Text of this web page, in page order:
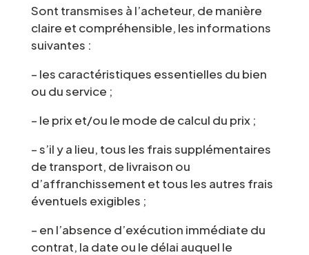
Sont transmises à l’acheteur, de manière
claire et compréhensible, les informations
suivantes :
– les caractéristiques essentielles du bien
ou du service ;
– le prix et/ou le mode de calcul du prix ;
– s’il y a lieu, tous les frais supplémentaires
de transport, de livraison ou
d’affranchissement et tous les autres frais
éventuels exigibles ;
– en l’absence d’exécution immédiate du
contrat, la date ou le délai auquel le